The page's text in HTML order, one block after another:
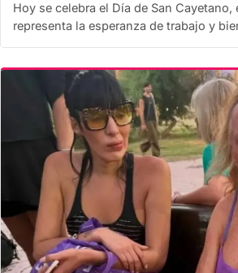
Hoy se celebra el Día de San Cayetano,
representa la esperanza de trabajo y